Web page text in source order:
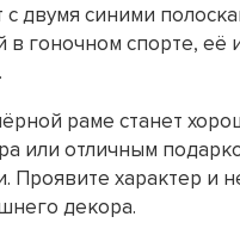
с двумя синими
в гоночном спорте, её
раме станет
или отличным
Проявите характер и
декора.